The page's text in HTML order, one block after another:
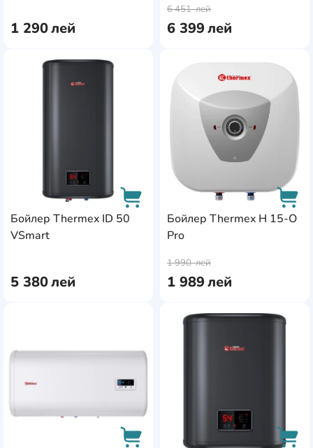
1 290лей 6 399лей
6 451лей
Бойлер Thermex ID 50
VSmart
5 380лей
AddCardToFavourite
Бойлер Thermex H 15-O
Pro
1 989лей
1 990лей
AddCardToFavourite